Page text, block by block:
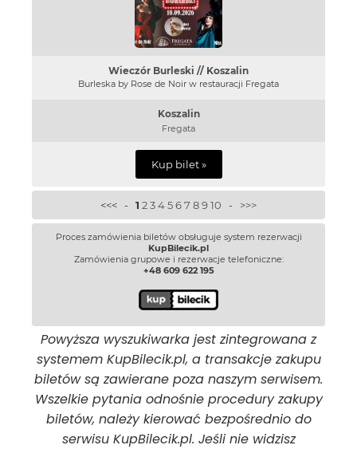
Powyższa wyszukiwarka jest zintegrowana z
systemem KupBilecik.pl, a transakcje zakupu
biletów są zawierane poza naszym serwisem.
Wszelkie pytania odnośnie procedury zakupy
biletów, należy kierować bezpośrednio do
serwisu KupBilecik.pl. Jeśli nie widzisz